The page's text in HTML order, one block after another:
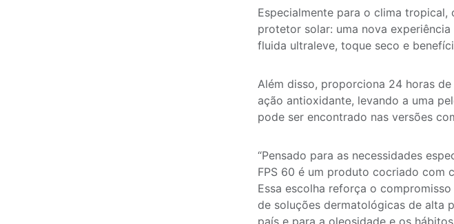
Especialmente para o clima
protetor solar: uma nova
fluida ultraleve, toque seco e
Além disso, proporciona 24 horas
ação antioxidante, levando a uma
pode ser encontrado nas versões
“Pensado para as necessidades
FPS 60 é um produto cocriado com
Essa escolha reforça o
de soluções dermatológicas de alta